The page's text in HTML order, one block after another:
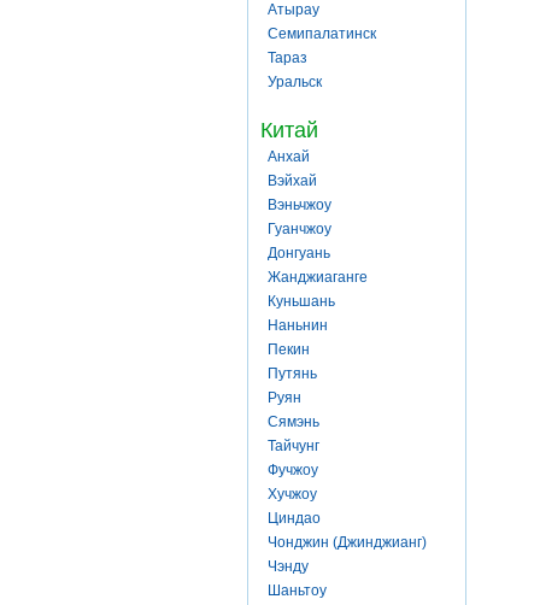
Атырау
Семипалатинск
Тараз
Уральск
Китай
Анхай
Вэйхай
Вэньчжоу
Гуанчжоу
Донгуань
Жанджиаганге
Куньшань
Наньнин
Пекин
Путянь
Руян
Сямэнь
Тайчунг
Фучжоу
Хучжоу
Циндао
Чонджин (Джинджианг)
Чэнду
Шаньтоу